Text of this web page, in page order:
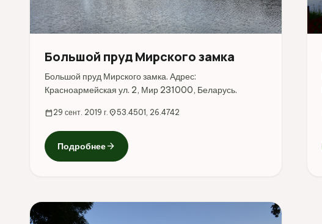
Большой пруд Мирского замка
Большой пруд Мирского замка. Адрес:
Красноармейская ул. 2, Мир 231000, Беларусь.
calendar_today 29 сент. 2019 г. location_on53.4501, 26.4742
Подробнееarrow_forward